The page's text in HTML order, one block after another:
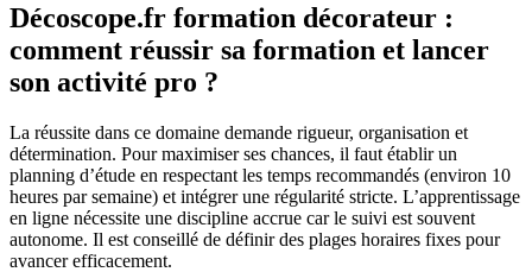
Décoscope.fr formation décorateur :
comment réussir sa formation et lancer
son activité pro ?
La réussite dans ce domaine demande rigueur, organisation et
détermination. Pour maximiser ses chances, il faut établir un
planning d’étude en respectant les temps recommandés (environ 10
heures par semaine) et intégrer une régularité stricte. L’apprentissage
en ligne nécessite une discipline accrue car le suivi est souvent
autonome. Il est conseillé de définir des plages horaires fixes pour
avancer efficacement.